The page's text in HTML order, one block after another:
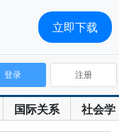
国际关系 社会学
登录 注册
立即下载